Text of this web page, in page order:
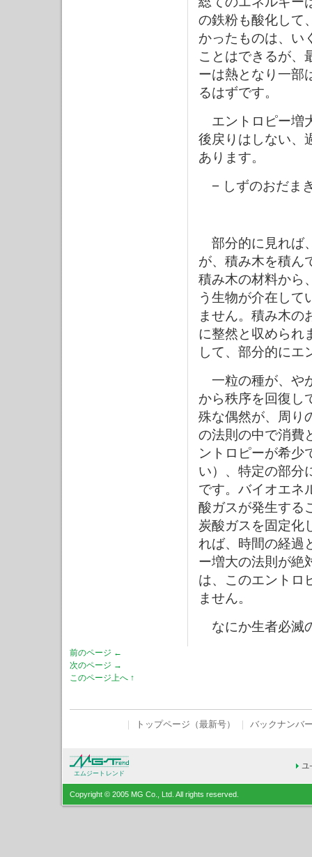
の鉄粉も酸化して
かったものは、い
ことはできるが、
ーは熱となり一部
るはずです。
エントロピー増
後戻りはしない、
あります。
− しずのおだま
部分的に見れば
が、積み木を積ん
積み木の材料から
う生物が介在して
ません。積み木の
に整然と収められ
して、部分的にエ
一粒の種が、や
から秩序を回復し
殊な偶然が、周り
の法則の中で消費
ントロピーが希少
い）、特定の部分
です。バイオエネ
酸ガスが発生する
炭酸ガスを固定化
れば、時間の経過
ー増大の法則が絶
は、このエントロ
ません。
なにか生者必滅
前のページ ←
次のページ →
このページ上へ ↑
トップページ（最新号） バックナンバ
エムジートレンド
Copyright © 2005 MG Co., Ltd. All rights reserved.